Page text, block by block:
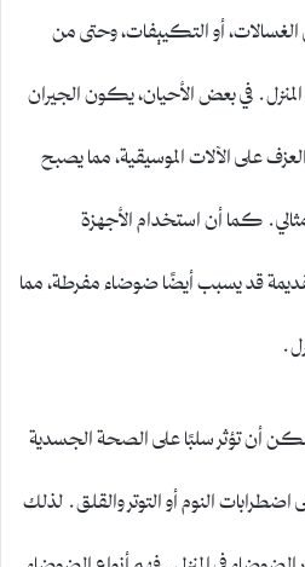
الغسالات، أو التكييفات، وحتى من
في بعض الأحيان، يكون الجيران
على الآلات الموسيقية، مما يصبح
كما أن استخدام الأجهزة
قد يسبب أيضًا ضوضاء مفرطة، مما
أن تؤثر سلبًا على الصحة الجسدية
النوم أو التوتر والقلق. لذلك